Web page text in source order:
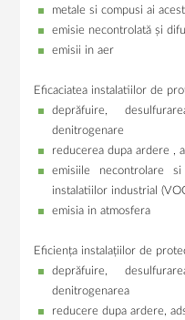
metale si compusi ai
emisie necontrolată și
emisii in aer
Eficaciatea instalatiilor de
deprăfuire,
denitrogenare
reducerea dupa ardere ,
emisiile necontrolare
instalatiilor industrial
emisia in atmosfera
Eficiența instalațiilor de
deprăfuire,
denitrogenarea
reducere dupa ardere,